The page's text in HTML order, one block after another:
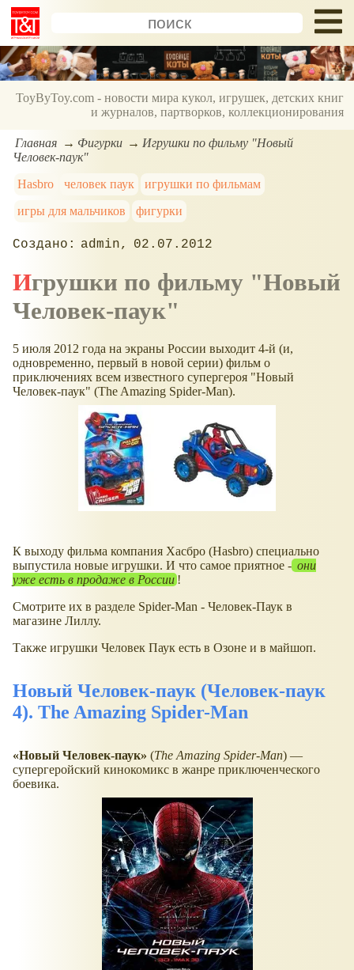
ToyByToy.com - новости мира кукол, игрушек, детских книг
и журналов, партворков, коллекционирования
Главная Фигурки
Игрушки по фильму "Новый
Человек-паук"
Hasbro
человек паук
игрушки по фильмам
игры для мальчиков
фигурки
admin 02.07.2012
Игрушки по фильму "Новый
Человек-паук"
5 июля 2012 года на экраны России выходит 4-й (и,
одновременно, первый в новой серии) фильм о
приключениях всем известного супергероя "Новый
Человек-паук" (The Amazing Spider-Man).
К выходу фильма компания Хасбро (Hasbro) специально
выпустила новые игрушки. И что самое приятное - они
уже есть в продаже в России !
Смотрите их в разделе Spider-Man - Человек-Паук в
магазине Лиллу.
Также игрушки Человек Паук есть в Озоне и в майшоп.
Новый Человек-паук (Человек-паук
4). The Amazing Spider-Man
Новый Человек-паук (The Amazing Spider-Man) —
супергеройский кинокомикс в жанре приключенческого
боевика.